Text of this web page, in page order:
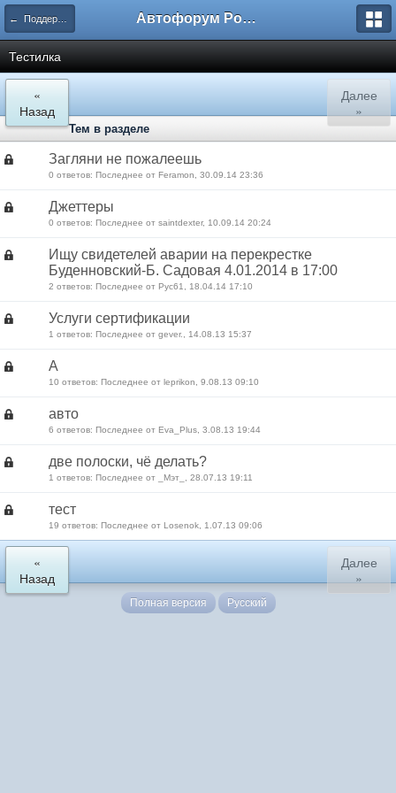
← Поддержка пользователей форума Автофорум Ростова-на-Дону
Тестилка
«
Назад
Далее
»
Тем в разделе
Загляни не пожалеешь
0 ответов: Последнее от Feramon, 30.09.14 23:36
Джеттеры
0 ответов: Последнее от saintdexter, 10.09.14 20:24
Ищу свидетелей аварии на перекрестке
Буденновский-Б. Садовая 4.01.2014 в 17:00
2 ответов: Последнее от Рус61, 18.04.14 17:10
Услуги сертификации
1 ответов: Последнее от gever., 14.08.13 15:37
А
10 ответов: Последнее от leprikon, 9.08.13 09:10
авто
6 ответов: Последнее от Eva_Plus, 3.08.13 19:44
две полоски, чё делать?
1 ответов: Последнее от _Мэт_, 28.07.13 19:11
тест
19 ответов: Последнее от Losenok, 1.07.13 09:06
«
Назад
Далее
»
Полная версия Русский